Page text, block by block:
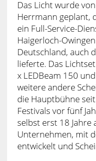
Das Licht wurde
Herrmann geplant,
ein Full-Service-
Haigerloch-
Deutschland, auch
lieferte. Das
x LEDBeam 150
weitere andere
die Hauptbühne
Festivals vor fünf
selbst erst 18 Jahre
Unternehmen, mit
entwickelt und